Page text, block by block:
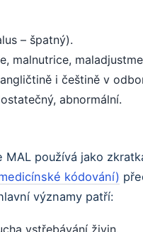
– špatný).
malnutrice,
i češtině v
abnormální.
MAL používá jako
kódování)
významy patří:
vstřebávání živin.